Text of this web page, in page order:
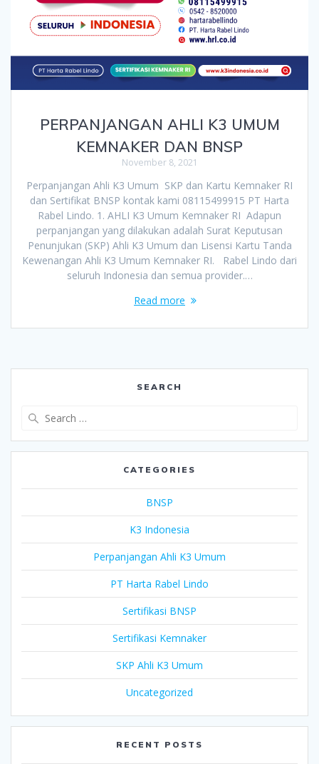
PERPANJANGAN AHLI K3 UMUM
KEMNAKER DAN BNSP
November 8, 2021
Perpanjangan Ahli K3 Umum SKP dan Kartu Kemnaker RI
dan Sertifikat BNSP kontak kami 08115499915 PT Harta
Rabel Lindo. 1. AHLI K3 Umum Kemnaker RI Adapun
perpanjangan yang dilakukan adalah Surat Keputusan
Penunjukan (SKP) Ahli K3 Umum dan Lisensi Kartu Tanda
Kewenangan Ahli K3 Umum Kemnaker RI. Rabel Lindo dari
seluruh Indonesia dan semua provider.…
Read more
SEARCH
CATEGORIES
BNSP
K3 Indonesia
Perpanjangan Ahli K3 Umum
PT Harta Rabel Lindo
Sertifikasi BNSP
Sertifikasi Kemnaker
SKP Ahli K3 Umum
Uncategorized
RECENT POSTS